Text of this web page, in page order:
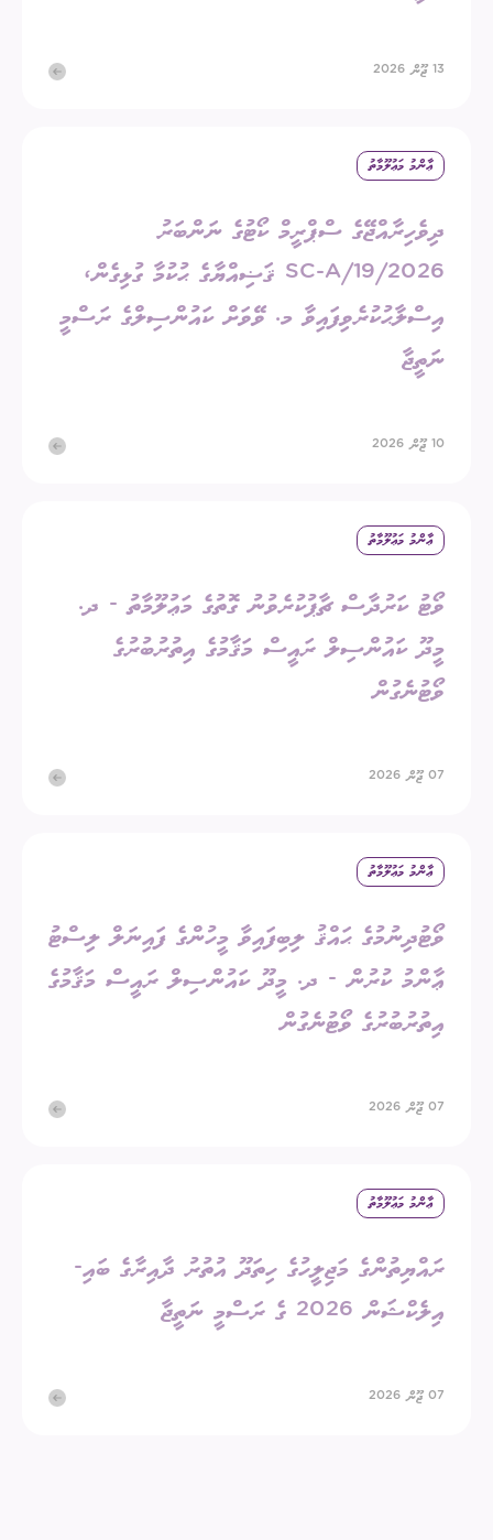
13 ޖޫން 2026
ޢާންމު މަޢުލޫމާތު
ދިވެހިރާއްޖޭގެ ސްޕްރީމް ކޯޓުގެ ނަންބަރު
2026/SC-A/19 ޤަޟިއްޔާގެ ޙުކުމާ ގުޅިގެން،
އިސްލާޙުކުރެވިފައިވާ މ. ވޭވަށް ކައުންސިލްގެ ރަސްމީ
ނަތީޖާ
10 ޖޫން 2026
ޢާންމު މަޢުލޫމާތު
ވޯޓު ކަރުދާސް ޗާޕުކުރެވުނު ގޮތުގެ މަޢުލޫމާތު - ދ.
މީދޫ ކައުންސިލް ރައީސް މަޤާމުގެ އިތުރުބުރުގެ
ވޯޓުނެގުން
07 ޖޫން 2026
ޢާންމު މަޢުލޫމާތު
ވޯޓުދިނުމުގެ ޙައްޤު ލިބިފައިވާ މީހުންގެ ފައިނަލް ލިސްޓު
ޢާންމު ކުރުން - ދ. މީދޫ ކައުންސިލް ރައީސް މަޤާމުގެ
އިތުރުބުރުގެ ވޯޓުނެގުން
07 ޖޫން 2026
ޢާންމު މަޢުލޫމާތު
ރައްޔިތުންގެ މަޖިލީހުގެ ހިތަދޫ އުތުރު ދާއިރާގެ ބައި-
އިލެކްޝަން 2026 ގެ ރަސްމީ ނަތީޖާ
07 ޖޫން 2026